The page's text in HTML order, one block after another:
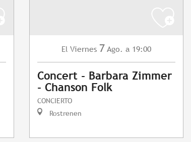
El Viernes 7 Ago. a 19:00
Concert - Barbara Zimmer
- Chanson Folk
CONCIERTO
Rostrenen